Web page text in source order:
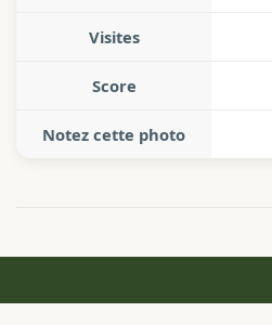
Visites
Score
Notez cette photo